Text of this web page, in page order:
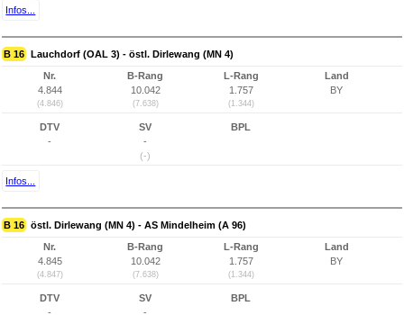
Infos...
B 16 Lauchdorf (OAL 3) - östl. Dirlewang (MN 4)
Nr.
4.844
(4.846)
B-Rang
10.042
(7.638)
L-Rang
1.757
(1.344)
Land
BY
DTV
-
SV
-
(-)
BPL
Infos...
B 16 östl. Dirlewang (MN 4) - AS Mindelheim (A 96)
Nr.
4.845
(4.847)
B-Rang
10.042
(7.638)
L-Rang
1.757
(1.344)
Land
BY
DTV
-
SV
-
BPL